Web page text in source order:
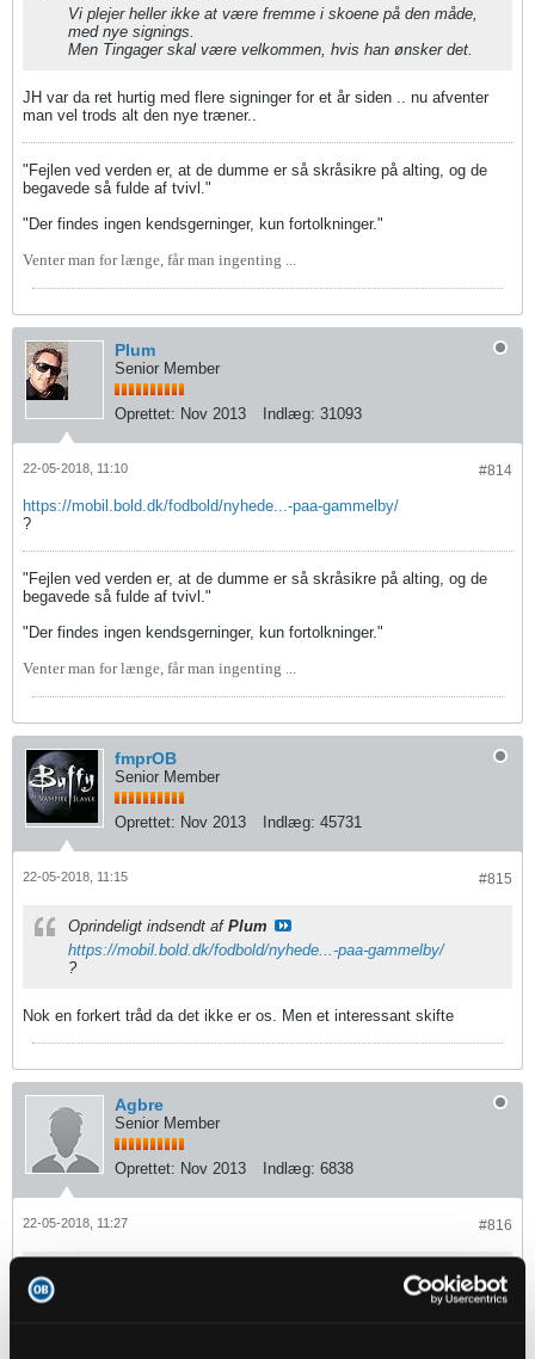
Vi plejer heller ikke at være fremme i skoene på den måde,
med nye signings.
Men Tingager skal være velkommen, hvis han ønsker det.
JH var da ret hurtig med flere signinger for et år siden .. nu afventer
man vel trods alt den nye træner..
"Fejlen ved verden er, at de dumme er så skråsikre på alting, og de
begavede så fulde af tvivl."
"Der findes ingen kendsgerninger, kun fortolkninger."
Venter man for længe, får man ingenting ...
Plum
Senior Member
Oprettet: Nov 2013 Indlæg: 31093
#814
22-05-2018, 11:10
https://mobil.bold.dk/fodbold/nyhede...-paa-gammelby/
?
"Fejlen ved verden er, at de dumme er så skråsikre på alting, og de
begavede så fulde af tvivl."
"Der findes ingen kendsgerninger, kun fortolkninger."
Venter man for længe, får man ingenting ...
fmprOB
Senior Member
Oprettet: Nov 2013 Indlæg: 45731
#815
22-05-2018, 11:15
Oprindeligt indsendt af Plum
https://mobil.bold.dk/fodbold/nyhede...-paa-gammelby/
?
Nok en forkert tråd da det ikke er os. Men et interessant skifte
Agbre
Senior Member
Oprettet: Nov 2013 Indlæg: 6838
#816
22-05-2018, 11:27
Nok en forkert tråd da det ikke er os. Men et interessant